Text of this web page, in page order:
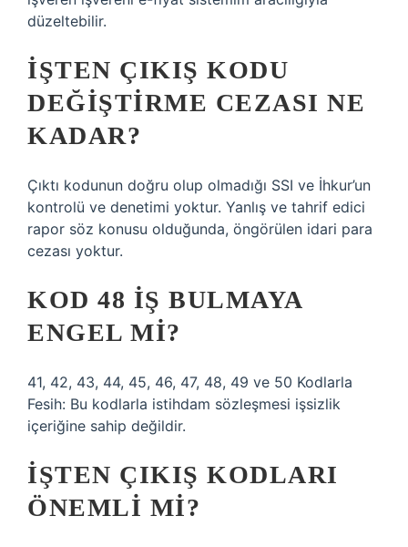
düzeltebilir.
İŞTEN ÇIKIŞ KODU
DEĞIŞTIRME CEZASI NE
KADAR?
Çıktı kodunun doğru olup olmadığı SSI ve İhkur’un
kontrolü ve denetimi yoktur. Yanlış ve tahrif edici
rapor söz konusu olduğunda, öngörülen idari para
cezası yoktur.
KOD 48 IŞ BULMAYA
ENGEL MI?
41, 42, 43, 44, 45, 46, 47, 48, 49 ve 50 Kodlarla
Fesih: Bu kodlarla istihdam sözleşmesi işsizlik
içeriğine sahip değildir.
İŞTEN ÇIKIŞ KODLARI
ÖNEMLI MI?